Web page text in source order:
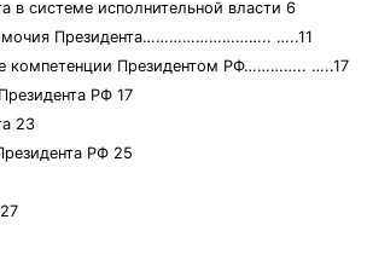
в системе исполнительной власти 6
Президента……………………….. …..11
компетенции Президентом РФ………….. …..17
РФ 17
23
РФ 25